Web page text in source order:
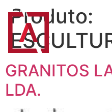
Produto:
GRANITOS
LDA.